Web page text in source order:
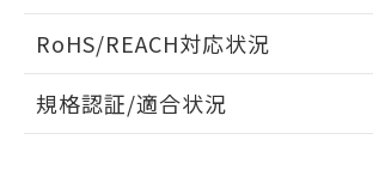
動作特性曲線
ドすることができます。
ログイン/会員登録
RoHS/REACH対応状況
EU RoHS 注意事項・凡例
規格認証/適合状況